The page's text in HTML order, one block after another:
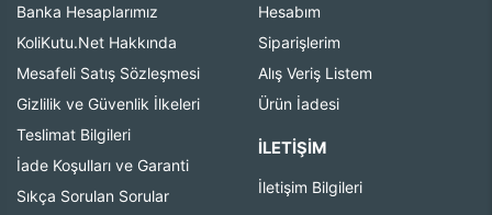
Banka Hesaplarımız
KoliKutu.Net Hakkında
Mesafeli Satış Sözleşmesi
Gizlilik ve Güvenlik İlkeleri
Teslimat Bilgileri
İade Koşulları ve Garanti
Sıkça Sorulan Sorular
Hesabım
Siparişlerim
Alış Veriş Listem
Ürün İadesi
İLETIŞIM
İletişim Bilgileri